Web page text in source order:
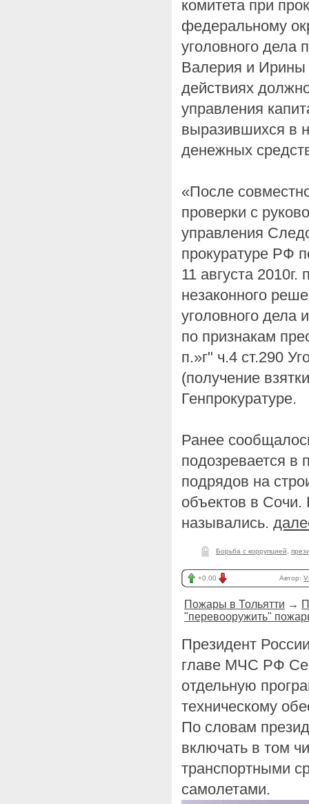
комитета при
федеральному
уголовного дела
Валерия и
действиях
управления
выразившихся в
денежных
«После
проверки с
управления
прокуратуре РФ
11 августа
незаконного
уголовного дела
по признакам
п.»г" ч.4 ст.290
(получение
Генпрокуратуре.
Ранее
подозревается в
подрядов на
объектов в Сочи.
назывались.
Борьба с коррупцией
+0.00 Автор:
Пожары в Тольятти →
"перевооружить"
Президент
главе МЧС РФ
отдельную
техническому
По словам
включать в том
транспортными
самолетами.